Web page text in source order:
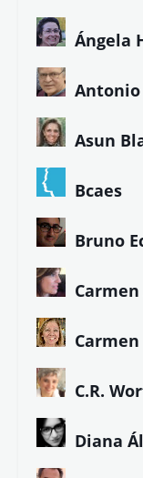
Ángela
Antonio
Asun
Bcaes
Bruno
C.R.
Diana